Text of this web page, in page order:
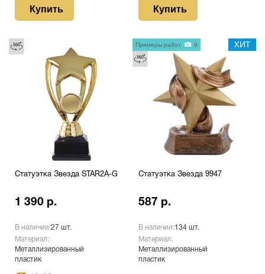
Купить Купить
Статуэтка Звезда STAR2A-G
1 390 р.
В наличии:27 шт.
Материал:
Металлизированный
пластик
Статуэтка Звезда 9947
587 р.
В наличии:134 шт.
Материал:
Металлизированный
пластик
ХИТ
Примеры работ 9